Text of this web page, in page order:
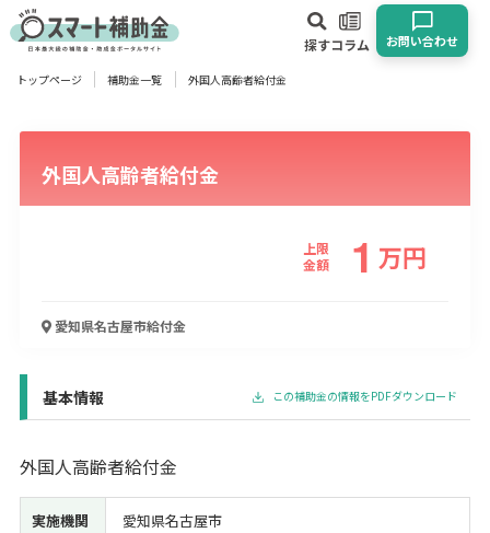
探すコラム お問い合わせ
対象
企業 団体 個人 その他
業種
宿泊･旅館業
その他
経営改善・経営強化 販路拡大
トップページ 補助金一覧 外国人高齢者給付金
外国人高齢者給付金
上限
金額
1 万円
愛知県名古屋市給付金
基本情報 この補助金の情報をPDFダウンロード
外国人高齢者給付金
実施機関 愛知県名古屋市